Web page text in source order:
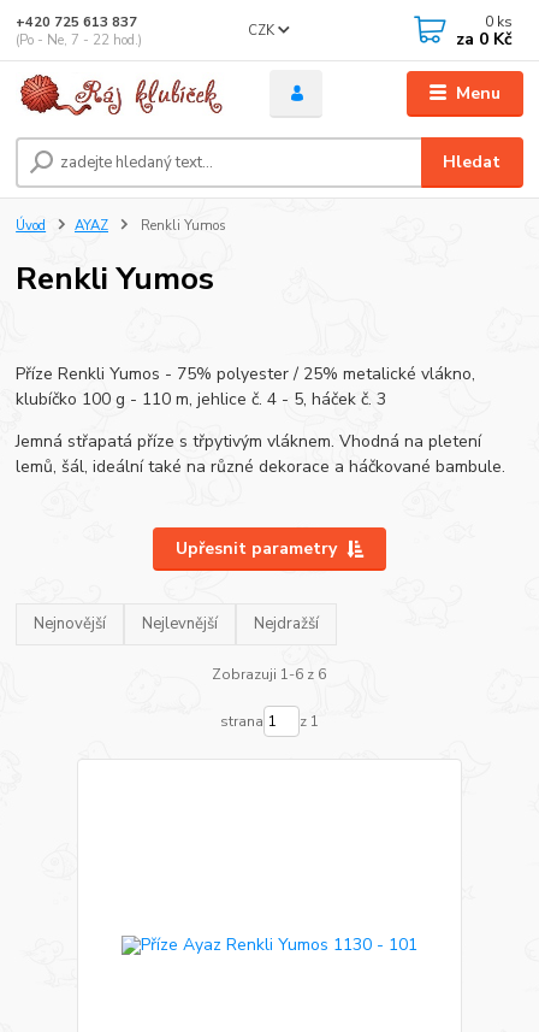
Menu
CZK
Hledat
+420 725 613 837
(Po - Ne, 7 - 22 hod.)
0 ks
za 0 Kč
Úvod AYAZ Renkli Yumos
Renkli Yumos
Příze Renkli Yumos - 75% polyester / 25% metalické vlákno,
klubíčko 100 g - 110 m, jehlice č. 4 - 5, háček č. 3
Jemná střapatá příze s třpytivým vláknem. Vhodná na pletení
lemů, šál, ideální také na různé dekorace a háčkované bambule.
Upřesnit parametry
Nejnovější Nejlevnější Nejdražší
Zobrazuji 1-6 z 6
strana z 1